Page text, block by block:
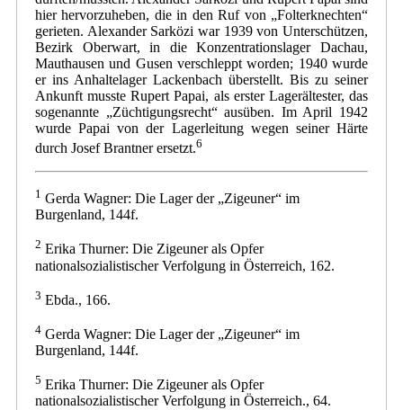
hier hervorzuheben, die in den Ruf von „Folterknechten“
gerieten. Alexander Sarközi war 1939 von Unterschützen,
Bezirk Oberwart, in die Konzentrationslager Dachau,
Mauthausen und Gusen verschleppt worden; 1940 wurde
er ins Anhaltelager Lackenbach überstellt. Bis zu seiner
Ankunft musste Rupert Papai, als erster Lagerältester, das
sogenannte „Züchtigungsrecht“ ausüben. Im April 1942
wurde Papai von der Lagerleitung wegen seiner Härte
durch Josef Brantner ersetzt.6
1 Gerda Wagner: Die Lager der „Zigeuner“ im
Burgenland, 144f.
2 Erika Thurner: Die Zigeuner als Opfer
nationalsozialistischer Verfolgung in Österreich, 162.
3 Ebda., 166.
4 Gerda Wagner: Die Lager der „Zigeuner“ im
Burgenland, 144f.
5 Erika Thurner: Die Zigeuner als Opfer
nationalsozialistischer Verfolgung in Österreich., 64.